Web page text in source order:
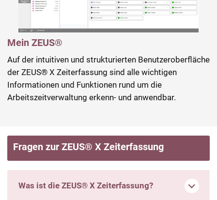
Mein ZEUS®
Auf der intuitiven und strukturierten Benutzeroberfläche
der ZEUS® X Zeiterfassung sind alle wichtigen
Informationen und Funktionen rund um die
Arbeitszeitverwaltung erkenn- und anwendbar.
Übersichtliches Dashboard mit Workflow-
Anträgen
Dank der übersichtlichen Gestaltung der Software
behalten Sie im Dashboard stets den Überblick.
Gruppenkalender
Alles auf einen Blick: mit dem praktischen
Gruppenkalender.
Fragen zur ZEUS® X Zeiterfassung
Was ist die ZEUS® X Zeiterfassung?